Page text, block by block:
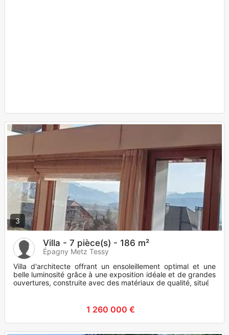
3
Villa - 7 pièce(s) - 186 m²
Épagny Metz Tessy
Villa d'architecte offrant un ensoleillement optimal et une
belle luminosité grâce à une exposition idéale et de grandes
ouvertures, construite avec des matériaux de qualité, situé
1 260 000 €